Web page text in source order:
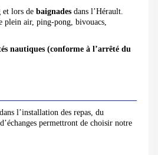
et lors de baignades dans l’Hérault.
plein air, ping-pong, bivouacs,
nautiques (conforme à l’arrêté du
l’installation des repas, du
permettront de choisir notre